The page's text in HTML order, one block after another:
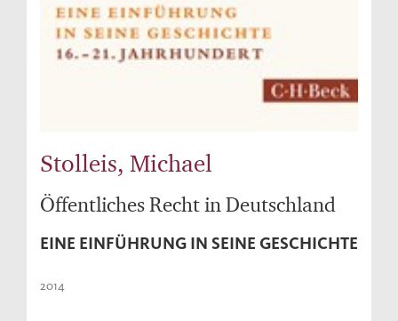
Stolleis, Michael
Öffentliches Recht in Deutschland
EINE EINFÜHRUNG IN SEINE GESCHICHTE
2014